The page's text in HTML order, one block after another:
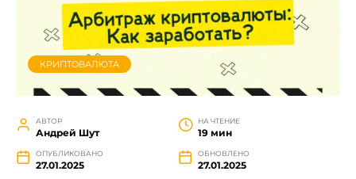
КРИПТОВАЛЮТА
АВТОР
Андрей Шут
НА ЧТЕНИЕ
19 мин
ОПУБЛИКОВАНО
27.01.2025
ОБНОВЛЕНО
27.01.2025